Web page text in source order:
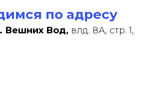
по адресу
Вешних Вод, влд. 8А, стр. 1,